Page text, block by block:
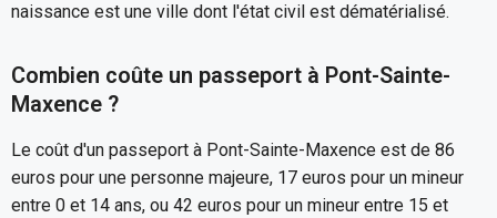
naissance est une ville dont l'état civil est dématérialisé.
Combien coûte un passeport à Pont-Sainte-
Maxence ?
Le coût d'un passeport à Pont-Sainte-Maxence est de 86
euros pour une personne majeure, 17 euros pour un mineur
entre 0 et 14 ans, ou 42 euros pour un mineur entre 15 et